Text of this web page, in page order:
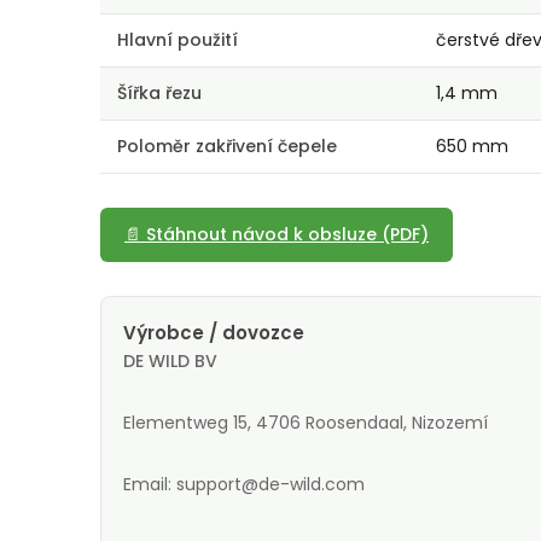
Hlavní použití čerstvé
Šířka řezu 1,4 mm
Poloměr zakřivení čepele 650 mm
📄 Stáhnout návod k obsluze (PDF)
Výrobce / dovozce
DE WILD BV
Elementweg 15, 4706 Roosendaal, Nizozemí
Email: support@de-wild.com